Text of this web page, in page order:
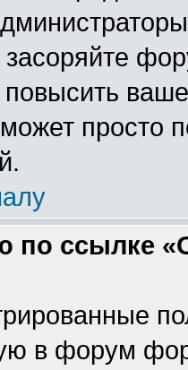
просто
по ссылке
в форум